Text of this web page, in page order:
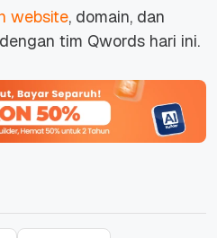
website, domain, dan
tim Qwords hari ini.